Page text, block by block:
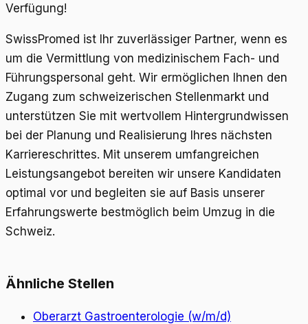
Verfügung!
SwissPromed ist Ihr zuverlässiger Partner, wenn es
um die Vermittlung von medizinischem Fach- und
Führungspersonal geht. Wir ermöglichen Ihnen den
Zugang zum schweizerischen Stellenmarkt und
unterstützen Sie mit wertvollem Hintergrundwissen
bei der Planung und Realisierung Ihres nächsten
Karriereschrittes. Mit unserem umfangreichen
Leistungsangebot bereiten wir unsere Kandidaten
optimal vor und begleiten sie auf Basis unserer
Erfahrungswerte bestmöglich beim Umzug in die
Schweiz.
Ähnliche Stellen
Oberarzt Gastroenterologie (w/m/d)